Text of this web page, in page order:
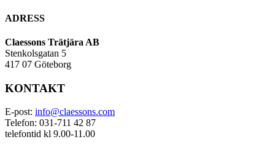
ADRESS
Claessons Trätjära AB
Stenkolsgatan 5
417 07 Göteborg
KONTAKT
E-post: info@claessons.com
Telefon: 031-711 42 87
telefontid kl 9.00-11.00